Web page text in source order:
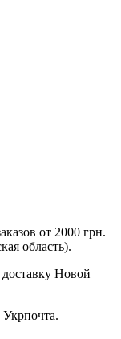
от 2000 грн.
область).
Новой